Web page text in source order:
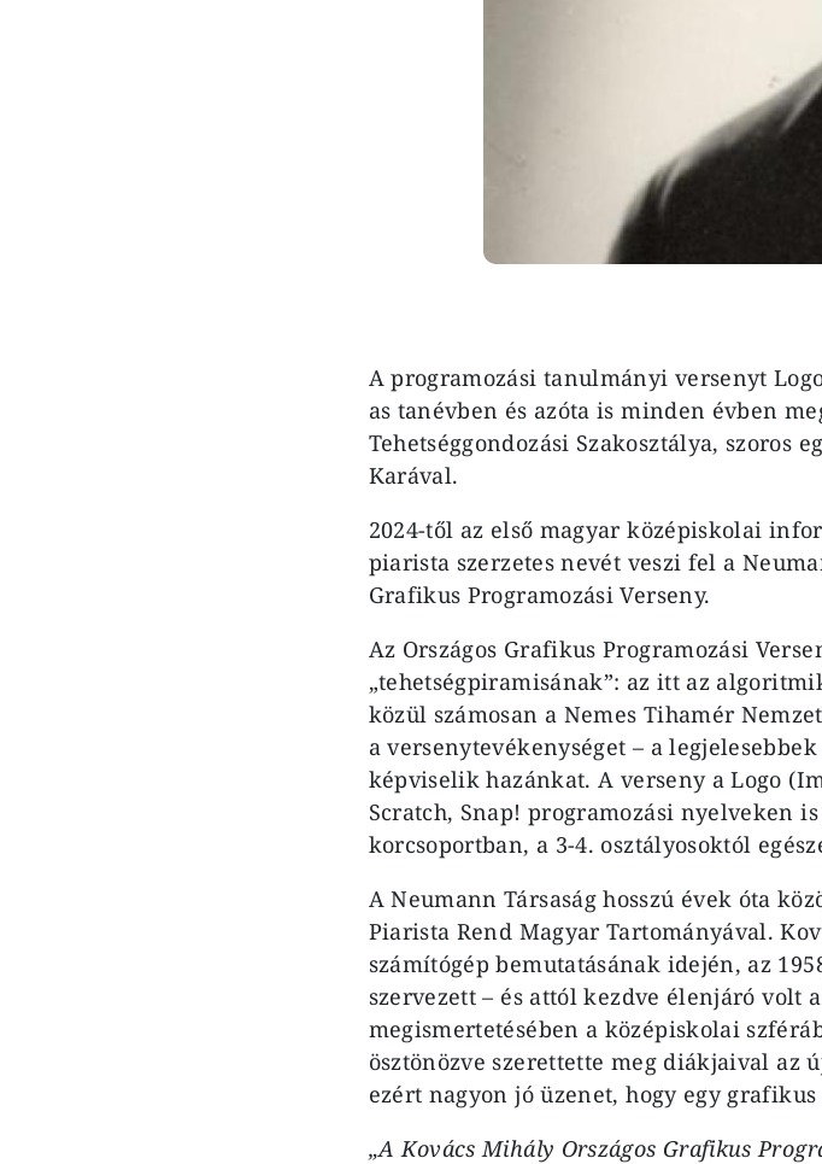
A programozási tanulmányi versenyt
as tanévben és azóta is minden évben
Tehetséggondozási Szakosztálya, szoros
Karával.
2024-től az első magyar középiskolai
piarista szerzetes nevét veszi fel a
Grafikus Programozási Verseny.
Az Országos Grafikus Programozási
„tehetségpiramisának”: az itt az
közül számosan a Nemes Tihamér
a versenytevékenységet – a
képviselik hazánkat. A verseny a Logo
Scratch, Snap! programozási nyelveken
korcsoportban, a 3-4. osztályosoktól
A Neumann Társaság hosszú évek óta
Piarista Rend Magyar Tartományával.
számítógép bemutatásának idején, az
szervezett – és attól kezdve élenjáró volt
megismertetésében a középiskolai
ösztönözve szerettette meg diákjaival az
ezért nagyon jó üzenet, hogy egy
„A Kovács Mihály Országos Grafikus